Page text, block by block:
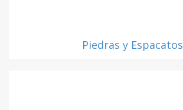
Piedras y Espacatos